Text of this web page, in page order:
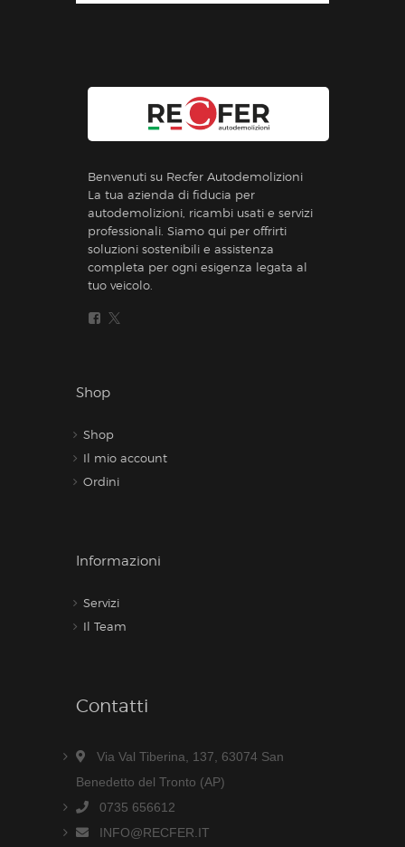
Benvenuti su Recfer Autodemolizioni
La tua azienda di fiducia per
autodemolizioni, ricambi usati e servizi
professionali. Siamo qui per offrirti
soluzioni sostenibili e assistenza
completa per ogni esigenza legata al
tuo veicolo.
Shop
Shop
Il mio account
Ordini
Informazioni
Servizi
Il Team
Contatti
Via Val Tiberina, 137, 63074 San
Benedetto del Tronto (AP)
0735 656612
INFO@RECFER.IT